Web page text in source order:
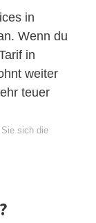
in
Wenn du
in
weiter
teuer
Sie sich die